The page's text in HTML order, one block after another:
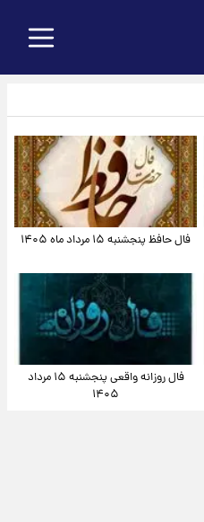
فال حافظ پنجشنبه ۱۵ مرداد ماه ۱۴۰۵
فال روزانه واقعی پنجشنبه ۱۵ مرداد
۱۴۰۵